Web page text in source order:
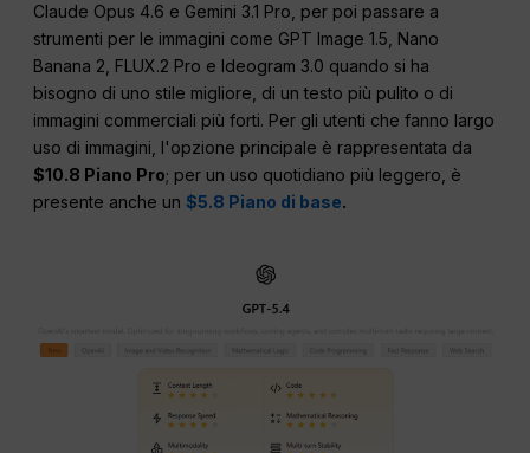
Claude Opus 4.6 e Gemini 3.1 Pro, per poi passare a
strumenti per le immagini come GPT Image 1.5, Nano
Banana 2, FLUX.2 Pro e Ideogram 3.0 quando si ha
bisogno di uno stile migliore, di un testo più pulito o di
immagini commerciali più forti. Per gli utenti che fanno largo
uso di immagini, l'opzione principale è rappresentata da
$10.8 Piano Pro; per un uso quotidiano più leggero, è
presente anche un$5.8 Piano di base.